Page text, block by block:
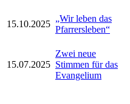
15.10.2025
„Wir leben das
Pfarrersleben“
15.07.2025
Zwei neue
Stimmen für das
Evangelium